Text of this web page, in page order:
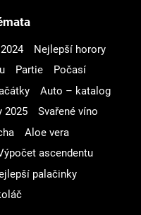
Nejlepší horory
Partie
Počasí
Auto – katalog
2025
Svařené víno
Aloe vera
ascendentu
palačinky